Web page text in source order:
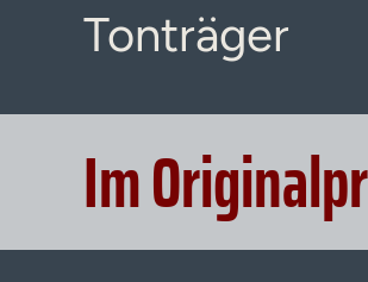
Tonträger
Im